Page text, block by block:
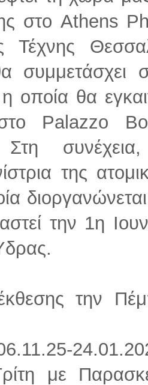
στο Athens
Τέχνης
συμμετάσχει
οποία θα
στο Palazzo
Στη
της
την 1η
την
με